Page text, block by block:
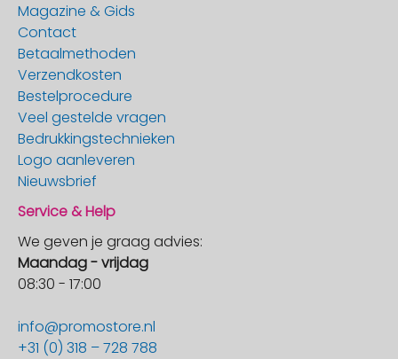
Magazine & Gids
Contact
Betaalmethoden
Verzendkosten
Bestelprocedure
Veel gestelde vragen
Bedrukkingstechnieken
Logo aanleveren
Nieuwsbrief
Service & Help
We geven je graag advies:
Maandag - vrijdag
08:30 - 17:00
info@promostore.nl
+31 (0) 318 – 728 788